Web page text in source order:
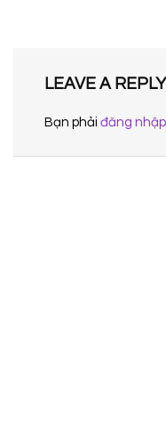
LEAVE A REPLY
Bạn phải đăng nhập